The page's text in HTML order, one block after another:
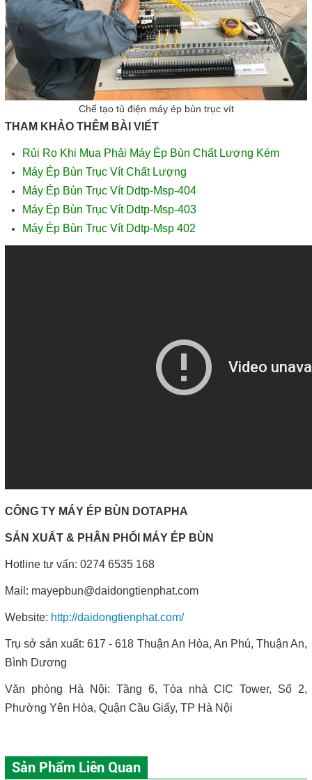
Chế tạo tủ điện máy ép bùn trục vít
THAM KHẢO THÊM BÀI VIẾT
Rủi Ro Khi Mua Phải Máy Ép Bùn Chất Lượng Kém
Máy Ép Bùn Trục Vít Chất Lượng
Máy Ép Bùn Trục Vít Ddtp-Msp-404
Máy Ép Bùn Trục Vít Ddtp-Msp-403
Máy Ép Bùn Trục Vít Ddtp-Msp 402
CÔNG TY MÁY ÉP BÙN DOTAPHA
SẢN XUẤT & PHÂN PHỐI MÁY ÉP BÙN
Hotline tư vấn: 0274 6535 168
Mail: mayepbun@daidongtienphat.com
Website: http://daidongtienphat.com/
Trụ sở sản xuất: 617 - 618 Thuận An Hòa, An Phú, Thuận An,
Bình Dương
Văn phòng Hà Nội: Tầng 6, Tòa nhà CIC Tower, Số 2,
Phường Yên Hòa, Quận Cầu Giấy, TP Hà Nội
Sản Phẩm Liên Quan